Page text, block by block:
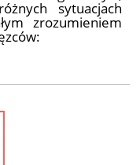
sytuacjach
zrozumieniem